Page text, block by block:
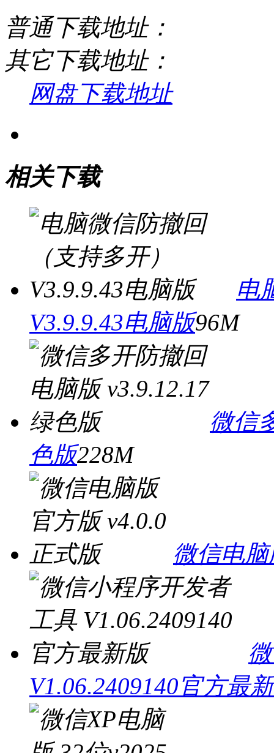
普通下载地址：
其它下载地址：
网盘下载地址
相关下载
电
V3.9.9.43电脑版96M
微信
色版228M
微信电
V1.06.2409140官方最